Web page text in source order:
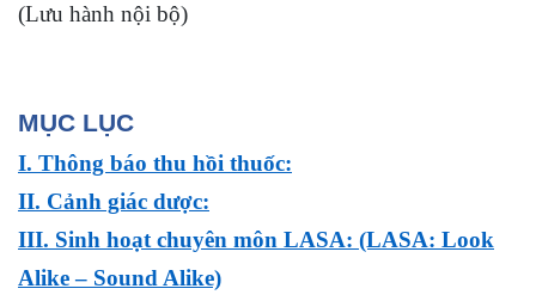
(Lưu hành nội bộ)
MỤC LỤC
I. Thông báo thu hồi thuốc:
II. Cảnh giác dược:
III. Sinh hoạt chuyên môn LASA: (LASA: Look
Alike – Sound Alike)